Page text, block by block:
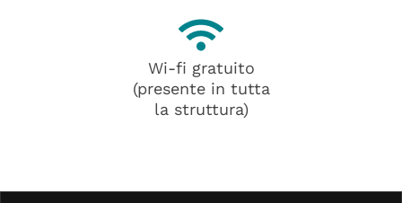
Wi-fi gratuito
(presente in tutta
la struttura)